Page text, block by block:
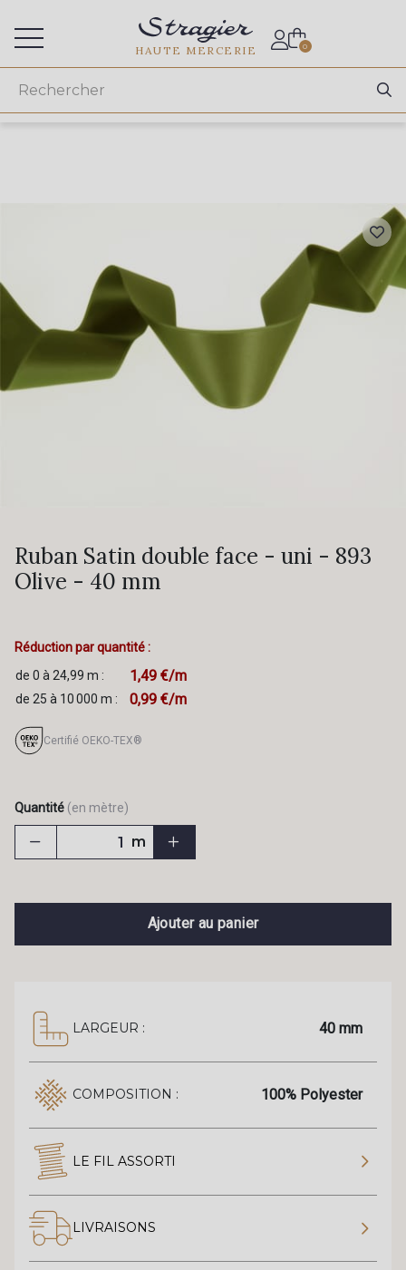
HAUTE MERCERIE 0
Ruban Satin double face - uni - 893
Olive - 40 mm
Réduction par quantité :
de 0 à 24,99 m :
1,49 €/m
de 25 à 10 000 m : 0,99 €/m
Certifié OEKO-TEX®
Quantité (en mètre)
m
Ajouter au panier
LARGEUR : 40 mm
COMPOSITION : 100% Polyester
LE FIL ASSORTI
LIVRAISONS